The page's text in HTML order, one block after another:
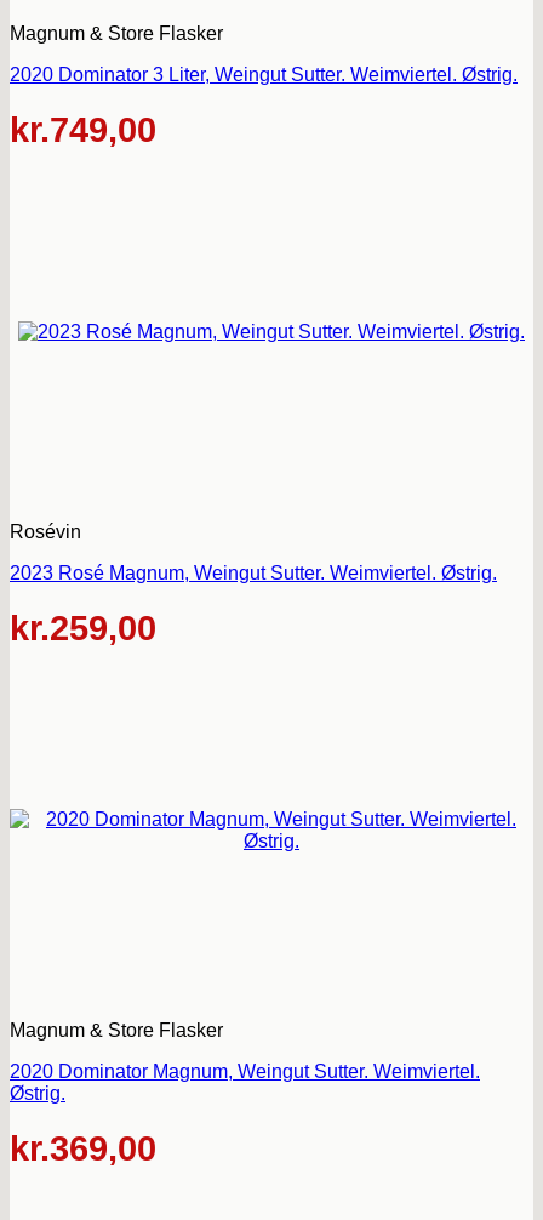
Magnum & Store Flasker
2020 Dominator 3 Liter, Weingut Sutter. Weimviertel. Østrig.
kr.749,00
Rosévin
2023 Rosé Magnum, Weingut Sutter. Weimviertel. Østrig.
kr.259,00
Magnum & Store Flasker
2020 Dominator Magnum, Weingut Sutter. Weimviertel.
Østrig.
kr.369,00